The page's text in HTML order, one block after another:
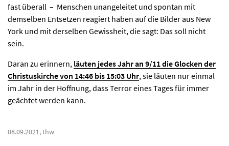
fast überall – Menschen unangeleitet und spontan mit
demselben Entsetzen reagiert haben auf die Bilder aus New
York und mit derselben Gewissheit, die sagt: Das soll nicht
sein.
Daran zu erinnern, läuten jedes Jahr an 9/11 die Glocken der
Christuskirche von 14:46 bis 15:03 Uhr, sie läuten nur einmal
im Jahr in der Hoffnung, dass Terror eines Tages für immer
geächtet werden kann.
08.09.2021, thw